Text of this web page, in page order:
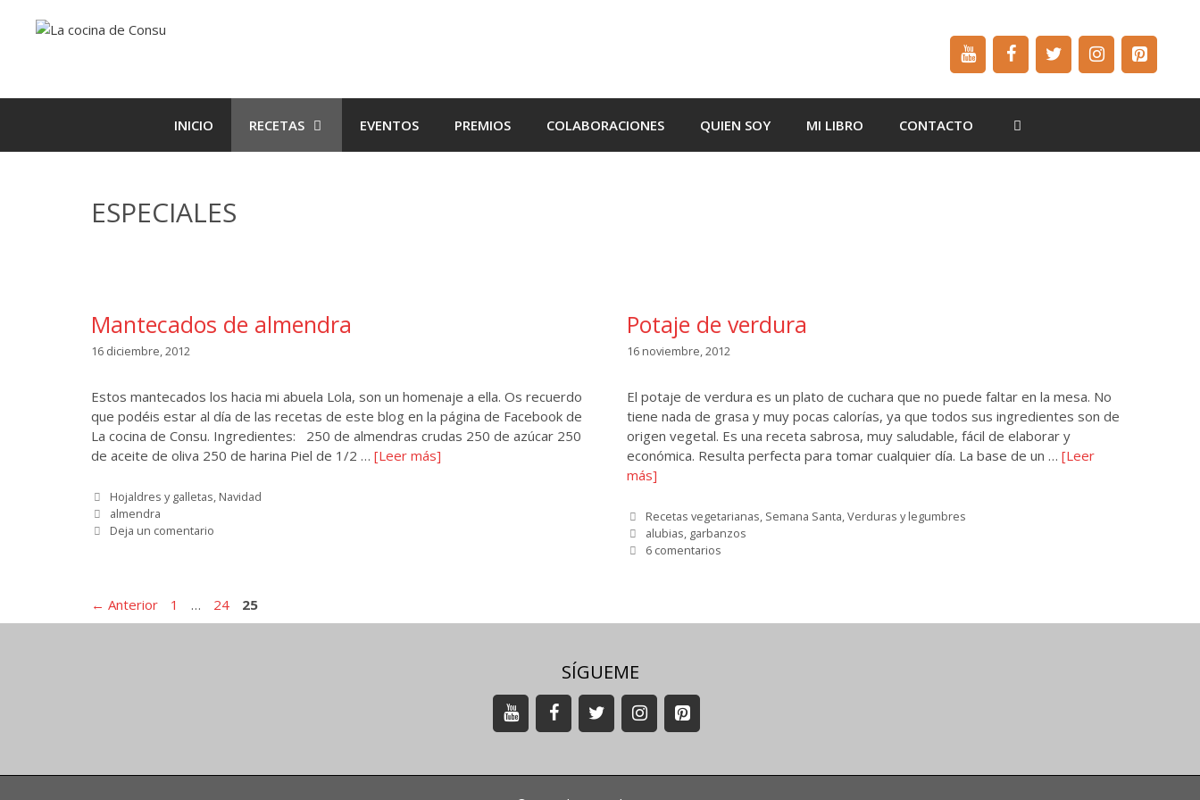
INICIO RECETAS EVENTOS PREMIOS COLABORACIONES QUIEN SOY MI LIBRO CONTACTO
ESPECIALES
Mantecados de almendra
16 diciembre, 2012
Estos mantecados los hacia mi abuela Lola, son un homenaje a ella. Os recuerdo
que podéis estar al día de las recetas de este blog en la página de Facebook de
La cocina de Consu. Ingredientes: 250 de almendras crudas 250 de azúcar 250
de aceite de oliva 250 de harina Piel de 1/2 … [Leer más]
Categorías
Hojaldres y galletas, Navidad
Etiquetas
almendra
Deja un comentario
Potaje de verdura
16 noviembre, 2012
El potaje de verdura es un plato de cuchara que no puede faltar en la mesa. No
tiene nada de grasa y muy pocas calorías, ya que todos sus ingredientes son de
origen vegetal. Es una receta sabrosa, muy saludable, fácil de elaborar y
económica. Resulta perfecta para tomar cualquier día. La base de un … [Leer
más]
Categorías
Recetas vegetarianas, Semana Santa,Verduras y legumbres
Etiquetas
alubias, garbanzos
6 comentarios
← Anterior Página
1 … Página
24 Página
25
SÍGUEME